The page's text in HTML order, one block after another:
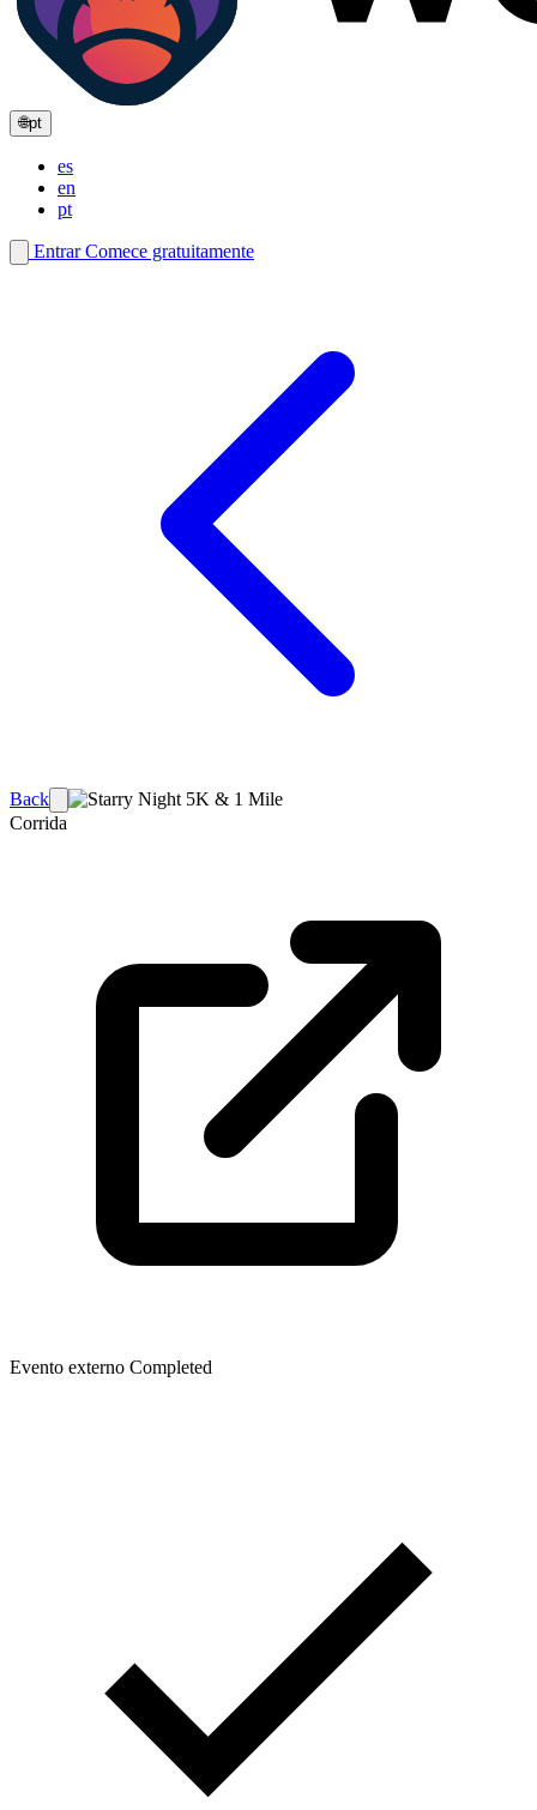
🌐pt
es
en
pt
EntrarComece gratuitamente
Back
Corrida
Evento externo Completed